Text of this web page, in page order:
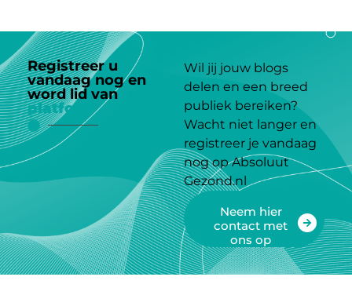
Registreer u
vandaag nog en
word lid van
platform
Wil jij jouw blogs
delen en een breed
publiek bereiken?
Wacht niet langer en
registreer je vandaag
nog op Absoluut
Gezond.nl
Neem hier
contact met
ons op